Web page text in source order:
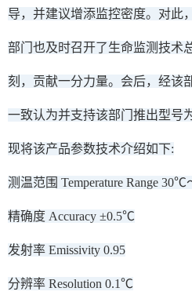
导，并建议增添监控密度。对此
部门也及时召开了生命监测技术
刻，贡献一分力量。会后，经该
一致认为并支持该部门推出型号
现将该产品参数技术介绍如下:
测温范围 Temperature Range
精确度 Accuracy ±0.5℃
发射率 Emissivity 0.95
分辨率 Resolution 0.1℃